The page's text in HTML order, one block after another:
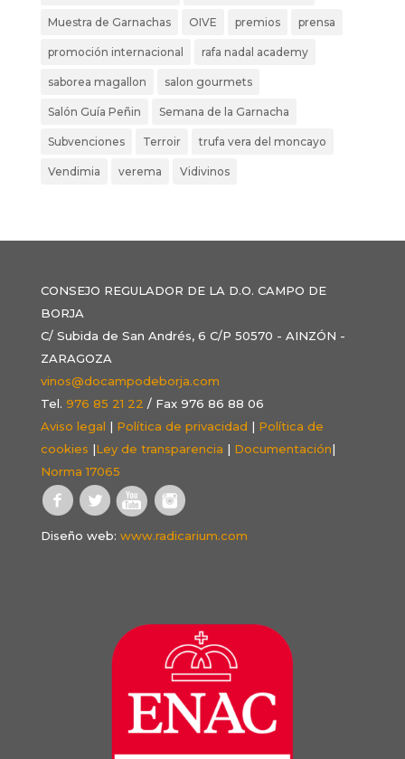
Muestra de Garnachas OIVE premios prensa
promoción internacional rafa nadal academy
saborea magallon salon gourmets
Salón Guía Peñin Semana de la Garnacha
Subvenciones Terroir trufa vera del moncayo
Vendimia verema Vidivinos
CONSEJO REGULADOR DE LA D.O. CAMPO DE
BORJA
C/ Subida de San Andrés, 6 C/P 50570 - AINZÓN -
ZARAGOZA
vinos@docampodeborja.com
Tel. 976 85 21 22 / Fax 976 86 88 06
Aviso legal | Política de privacidad | Política de
cookies |Ley de transparencia | Documentación|
Norma 17065
Diseño web: www.radicarium.com